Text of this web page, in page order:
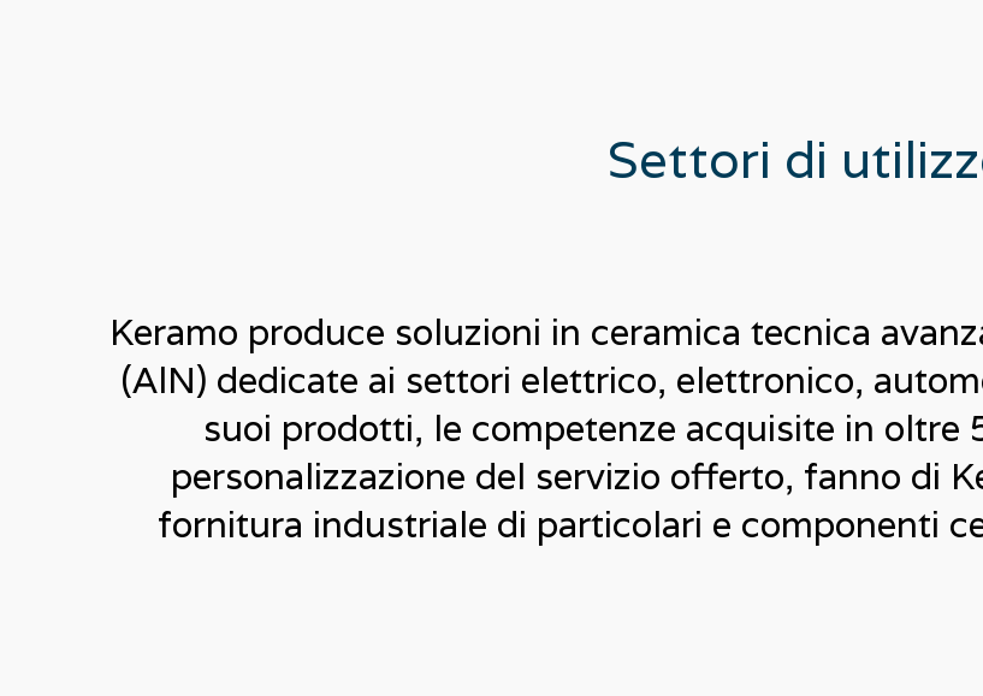
Settori di
Keramo produce soluzioni in ceramica tecnica
(AlN) dedicate ai settori elettrico, elettronico,
suoi prodotti, le competenze acquisite in oltre
personalizzazione del servizio offerto, fanno di
fornitura industriale di particolari e componenti